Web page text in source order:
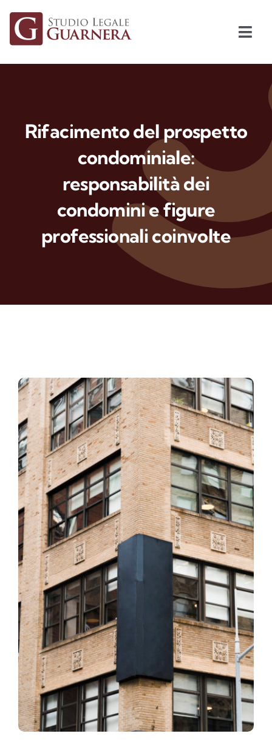
content
Home
Amministrazione condominiale
Contatti
Rifacimento del prospetto
condominiale:
responsabilità dei
condomini e figure
professionali coinvolte